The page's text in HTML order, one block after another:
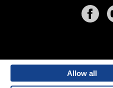
Allow all